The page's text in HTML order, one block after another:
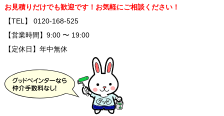
お見積りだけでも歓迎です！お気軽にご相談ください！
【TEL】 0120-168-525
【営業時間】9:00 〜 19:00
【定休日】年中無休